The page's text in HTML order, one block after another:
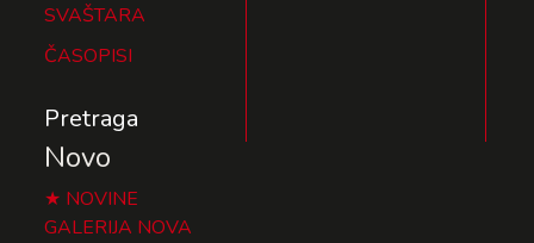
SVAŠTARA
ČASOPISI
Pretraga
Novo
NOVINE
GALERIJA NOVA